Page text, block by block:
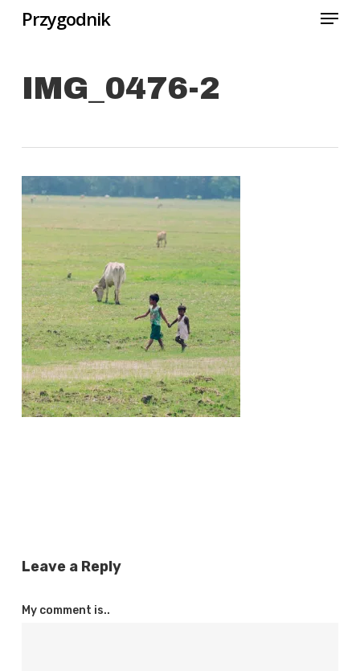
Skip
content
Przygodnik Menu
IMG_0476-2
Leave a Reply
My comment is..